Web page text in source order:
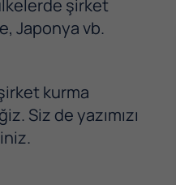
şirket
Japonya vb.
kurma
Siz de yazımızı